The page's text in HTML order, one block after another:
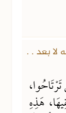
لا بعد . .
هَذِهِ